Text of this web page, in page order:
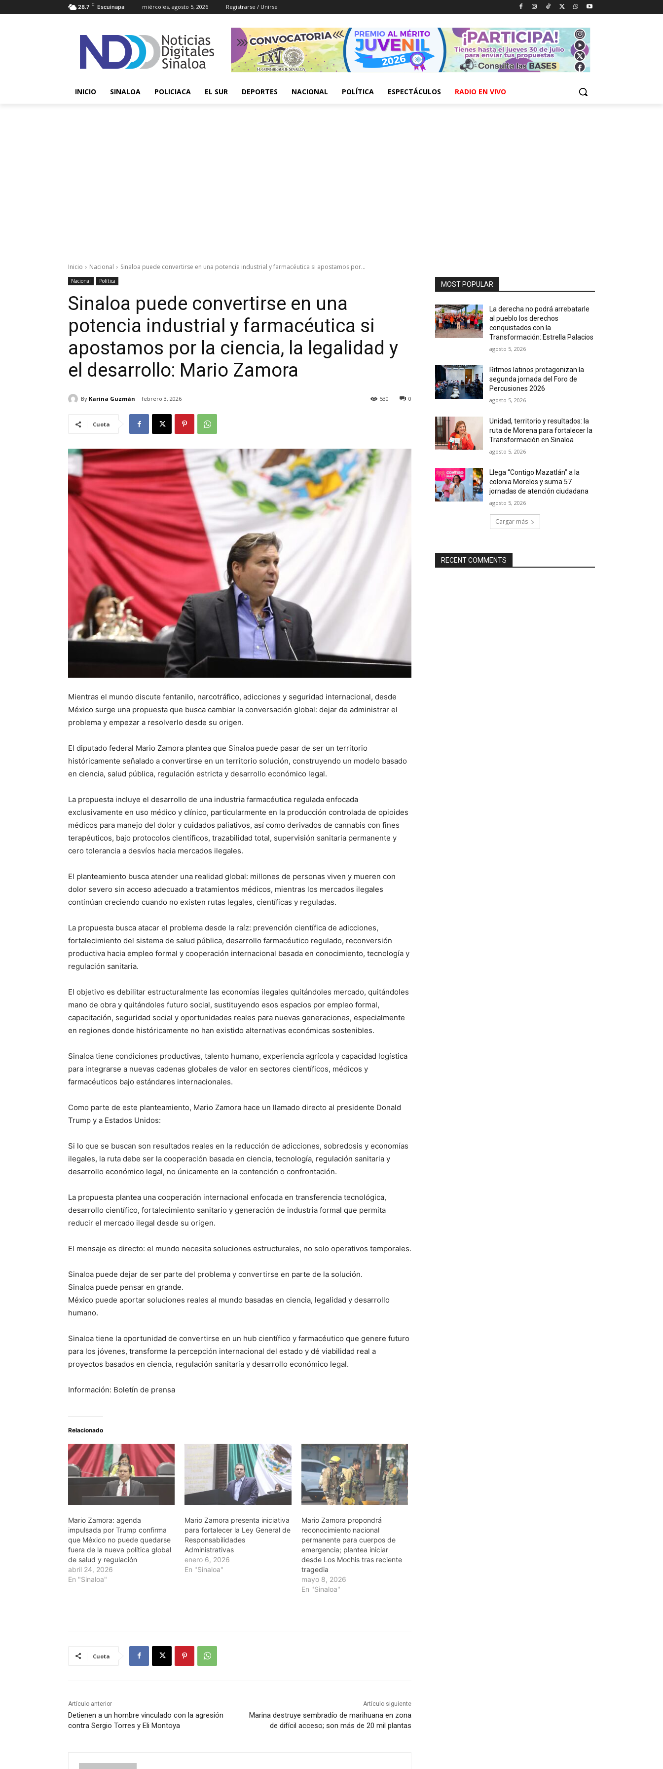
28.7 C Escuinapa miércoles, agosto 5, 2026 Registrarse / Unirse
INICIO SINALOA POLICIACA EL SUR DEPORTES NACIONAL POLÍTICA ESPECTÁCULOS RADIO EN VIVO
Inicio Nacional Sinaloa puede convertirse en una potencia industrial y farmacéutica si apostamos por...
Nacional Política
Sinaloa puede convertirse en una
potencia industrial y farmacéutica si
apostamos por la ciencia, la legalidad y
el desarrollo: Mario Zamora
By Karina Guzmán febrero 3, 2026 0
530
Cuota
Mientras el mundo discute fentanilo, narcotráfico, adicciones y seguridad internacional, desde
México surge una propuesta que busca cambiar la conversación global: dejar de administrar el
problema y empezar a resolverlo desde su origen.
El diputado federal Mario Zamora plantea que Sinaloa puede pasar de ser un territorio
históricamente señalado a convertirse en un territorio solución, construyendo un modelo basado
en ciencia, salud pública, regulación estricta y desarrollo económico legal.
La propuesta incluye el desarrollo de una industria farmacéutica regulada enfocada
exclusivamente en uso médico y clínico, particularmente en la producción controlada de opioides
médicos para manejo del dolor y cuidados paliativos, así como derivados de cannabis con fines
terapéuticos, bajo protocolos científicos, trazabilidad total, supervisión sanitaria permanente y
cero tolerancia a desvíos hacia mercados ilegales.
El planteamiento busca atender una realidad global: millones de personas viven y mueren con
dolor severo sin acceso adecuado a tratamientos médicos, mientras los mercados ilegales
continúan creciendo cuando no existen rutas legales, científicas y reguladas.
La propuesta busca atacar el problema desde la raíz: prevención científica de adicciones,
fortalecimiento del sistema de salud pública, desarrollo farmacéutico regulado, reconversión
productiva hacia empleo formal y cooperación internacional basada en conocimiento, tecnología y
regulación sanitaria.
El objetivo es debilitar estructuralmente las economías ilegales quitándoles mercado, quitándoles
mano de obra y quitándoles futuro social, sustituyendo esos espacios por empleo formal,
capacitación, seguridad social y oportunidades reales para nuevas generaciones, especialmente
en regiones donde históricamente no han existido alternativas económicas sostenibles.
Sinaloa tiene condiciones productivas, talento humano, experiencia agrícola y capacidad logística
para integrarse a nuevas cadenas globales de valor en sectores científicos, médicos y
farmacéuticos bajo estándares internacionales.
Como parte de este planteamiento, Mario Zamora hace un llamado directo al presidente Donald
Trump y a Estados Unidos:
Si lo que se buscan son resultados reales en la reducción de adicciones, sobredosis y economías
ilegales, la ruta debe ser la cooperación basada en ciencia, tecnología, regulación sanitaria y
desarrollo económico legal, no únicamente en la contención o confrontación.
La propuesta plantea una cooperación internacional enfocada en transferencia tecnológica,
desarrollo científico, fortalecimiento sanitario y generación de industria formal que permita
reducir el mercado ilegal desde su origen.
El mensaje es directo: el mundo necesita soluciones estructurales, no solo operativos temporales.
Sinaloa puede dejar de ser parte del problema y convertirse en parte de la solución.
Sinaloa puede pensar en grande.
México puede aportar soluciones reales al mundo basadas en ciencia, legalidad y desarrollo
humano.
Sinaloa tiene la oportunidad de convertirse en un hub científico y farmacéutico que genere futuro
para los jóvenes, transforme la percepción internacional del estado y dé viabilidad real a
proyectos basados en ciencia, regulación sanitaria y desarrollo económico legal.
Información: Boletín de prensa
Relacionado
Mario Zamora: agenda
impulsada por Trump confirma
que México no puede quedarse
fuera de la nueva política global
de salud y regulación
abril 24, 2026
En "Sinaloa"
Mario Zamora presenta iniciativa
para fortalecer la Ley General de
Responsabilidades
Administrativas
enero 6, 2026
En "Sinaloa"
Mario Zamora propondrá
reconocimiento nacional
permanente para cuerpos de
emergencia; plantea iniciar
desde Los Mochis tras reciente
tragedia
mayo 8, 2026
En "Sinaloa"
Cuota
Artículo anterior
Detienen a un hombre vinculado con la agresión
contra Sergio Torres y Eli Montoya
Artículo siguiente
Marina destruye sembradío de marihuana en zona
de difícil acceso; son más de 20 mil plantas
MOST POPULAR
La derecha no podrá arrebatarle
al pueblo los derechos
conquistados con la
Transformación: Estrella Palacios
agosto 5, 2026
Ritmos latinos protagonizan la
segunda jornada del Foro de
Percusiones 2026
agosto 5, 2026
Unidad, territorio y resultados: la
ruta de Morena para fortalecer la
Transformación en Sinaloa
agosto 5, 2026
Llega “Contigo Mazatlán” a la
colonia Morelos y suma 57
jornadas de atención ciudadana
agosto 5, 2026
Cargar más
RECENT COMMENTS